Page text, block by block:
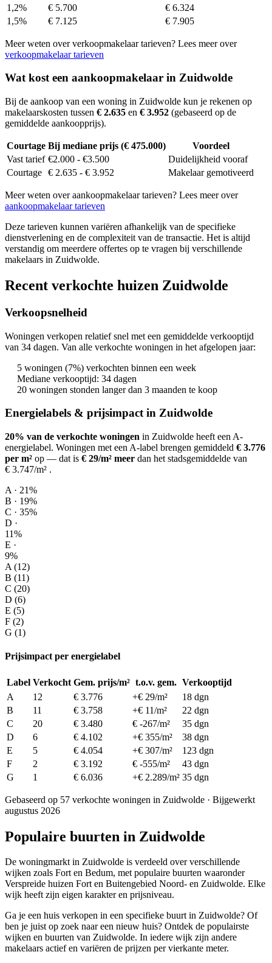
1,2%
€ 5.700
€ 6.324
1,5%
€ 7.125 € 7.905
Meer weten over verkoopmakelaar tarieven? Lees meer over
verkoopmakelaar tarieven
Wat kost een aankoopmakelaar in Zuidwolde
Bij de aankoop van een woning in Zuidwolde kun je rekenen op
makelaarskosten tussen € 2.635 en € 3.952 (gebaseerd op de
gemiddelde aankoopprijs).
Courtage Bij mediane prijs (€ 475.000)
Voordeel
Vast tarief €2.000 - €3.500
Duidelijkheid vooraf
Courtage € 2.635 - € 3.952 Makelaar gemotiveerd
Meer weten over aankoopmakelaar tarieven? Lees meer over
aankoopmakelaar tarieven
Deze tarieven kunnen variëren afhankelijk van de specifieke
dienstverlening en de complexiteit van de transactie. Het is altijd
verstandig om meerdere offertes op te vragen bij verschillende
makelaars in Zuidwolde.
Recent verkochte huizen Zuidwolde
Verkoopsnelheid
Woningen verkopen relatief snel met een gemiddelde verkooptijd
van 34 dagen. Van alle verkochte woningen in het afgelopen jaar:
5 woningen (7%) verkochten binnen een week
Mediane verkooptijd: 34 dagen
20 woningen stonden langer dan 3 maanden te koop
Energielabels & prijsimpact in Zuidwolde
20% van de verkochte woningen in Zuidwolde heeft een A-
energielabel. Woningen met een A-label brengen gemiddeld € 3.776
per m² op — dat is € 29/m² meer dan het stadsgemiddelde van
€ 3.747/m² .
A · 21%
B · 19%
C · 35%
D ·
11%
E ·
9%
A (12)
B (11)
C (20)
D (6)
E (5)
F (2)
G (1)
Prijsimpact per energielabel
Label Verkocht Gem. prijs/m² t.o.v. gem. Verkooptijd
A
12 € 3.776 +€ 29/m²
18 dgn
B
11 € 3.758 +€ 11/m²
22 dgn
C
20 € 3.480 € -267/m²
35 dgn
D
6 € 4.102 +€ 355/m²
38 dgn
E
5 € 4.054 +€ 307/m²
123 dgn
F
2 € 3.192 € -555/m²
43 dgn
G
1 € 6.036 +€ 2.289/m² 35 dgn
Gebaseerd op 57 verkochte woningen in Zuidwolde · Bijgewerkt
augustus 2026
Populaire buurten in Zuidwolde
De woningmarkt in Zuidwolde is verdeeld over verschillende
wijken zoals Fort en Bedum, met populaire buurten waaronder
Verspreide huizen Fort en Buitengebied Noord- en Zuidwolde. Elke
wijk heeft zijn eigen karakter en prijsniveau.
Ga je een huis verkopen in een specifieke buurt in Zuidwolde? Of
ben je juist op zoek naar een nieuw huis? Ontdek de populairste
wijken en buurten van Zuidwolde. In iedere wijk zijn andere
makelaars actief en variëren de prijzen per vierkante meter.